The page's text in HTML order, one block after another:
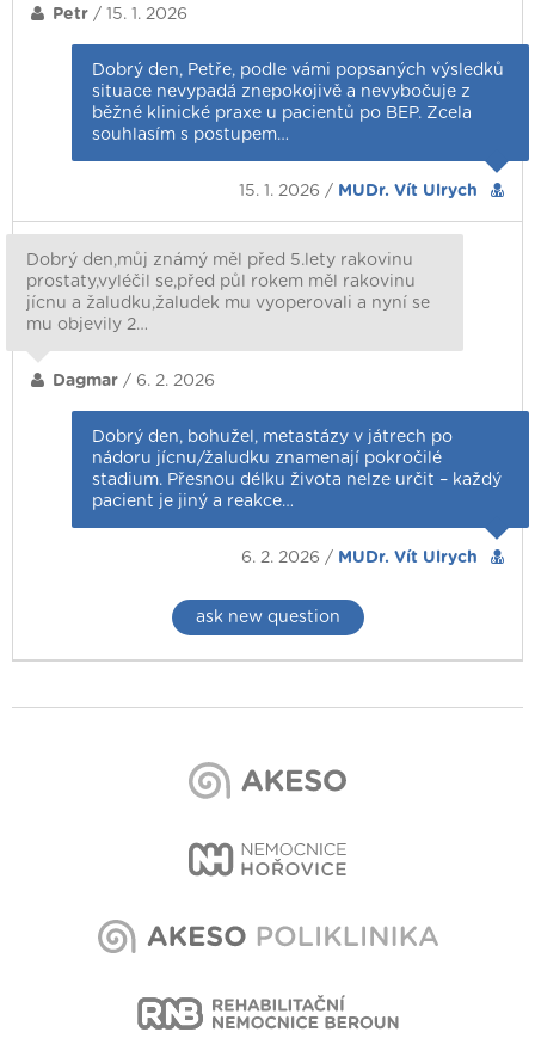
Petr / 15. 1. 2026
Dobrý den, Petře, podle vámi popsaných výsledků
situace nevypadá znepokojivě a nevybočuje z
běžné klinické praxe u pacientů po BEP. Zcela
souhlasím s postupem…
15. 1. 2026 / MUDr. Vít Ulrych
Dobrý den,můj známý měl před 5.lety rakovinu
prostaty,vyléčil se,před půl rokem měl rakovinu
jícnu a žaludku,žaludek mu vyoperovali a nyní se
mu objevily 2…
Dagmar / 6. 2. 2026
Dobrý den, bohužel, metastázy v játrech po
nádoru jícnu/žaludku znamenají pokročilé
stadium. Přesnou délku života nelze určit – každý
pacient je jiný a reakce…
6. 2. 2026 / MUDr. Vít Ulrych
ask new question